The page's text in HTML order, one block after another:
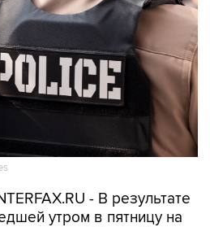
- В результате
утром в пятницу на